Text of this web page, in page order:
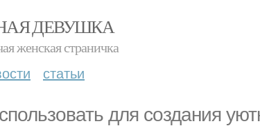
ДЕВУШКА
женская страничка
статьи
для создания